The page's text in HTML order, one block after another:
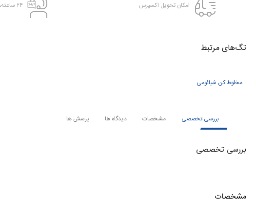
امکان تحویل اکسپرس ۲۴ ساعته، ۷ روز هفته
تگ‌های‌ مرتبط
مخلوط کن شیائومی
بررسی تخصصی مشخصات دیدگاه ها پرسش ها
بررسی تخصصی
مشخصات